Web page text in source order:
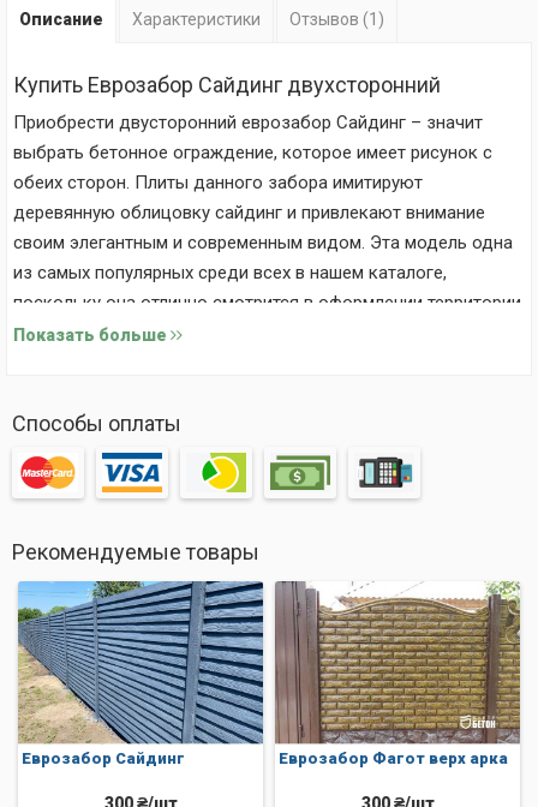
Описание Характеристики Отзывов (1)
Купить Еврозабор Сайдинг двухсторонний
Приобрести двусторонний еврозабор Сайдинг – значит
выбрать бетонное ограждение, которое имеет рисунок с
обеих сторон. Плиты данного забора имитируют
деревянную облицовку сайдинг и привлекают внимание
своим элегантным и современным видом. Эта модель одна
из самых популярных среди всех в нашем каталоге,
поскольку она отлично смотрится в оформлении территории
двора.
Стандартные размеры плит:
длина и ширина 500х2000 мм;
вес 70 кг.
Показать больше
Способы оплаты
Рекомендуемые товары
Еврозабор Сайдинг Еврозабор Фагот верх арка